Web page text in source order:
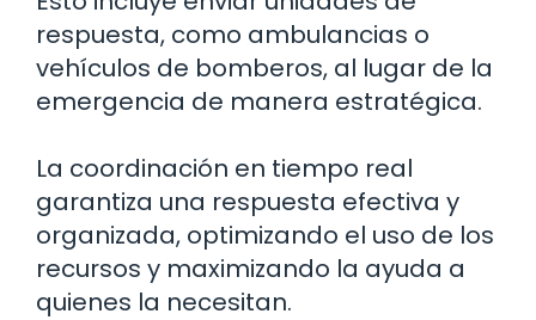
respuesta, como ambulancias o
vehículos de bomberos, al lugar de la
emergencia de manera estratégica.
La coordinación en tiempo real
garantiza una respuesta efectiva y
organizada, optimizando el uso de los
recursos y maximizando la ayuda a
quienes la necesitan.